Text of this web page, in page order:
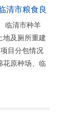
清市粮食良
项目竞争性
临清市种羊
地及厕所重建
目分包情况
花原种场、临